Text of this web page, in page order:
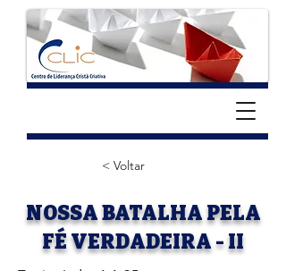
< Voltar
NOSSA BATALHA PELA
FÉ VERDADEIRA - II